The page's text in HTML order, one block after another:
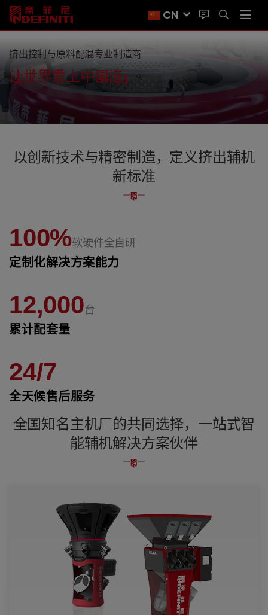
CN
挤出控制与原料配混专业制造商
让世界爱上中国造
效生产
累计配套12000台挤出机，我们用经验驱动卓越。
以创新技术与精密制造，定义挤出辅机
新标准
100%软硬件全自研
定制化解决方案能力
12,000台
累计配套量
24/7
全天候售后服务
全国知名主机厂的共同选择，一站式智
能辅机解决方案伙伴